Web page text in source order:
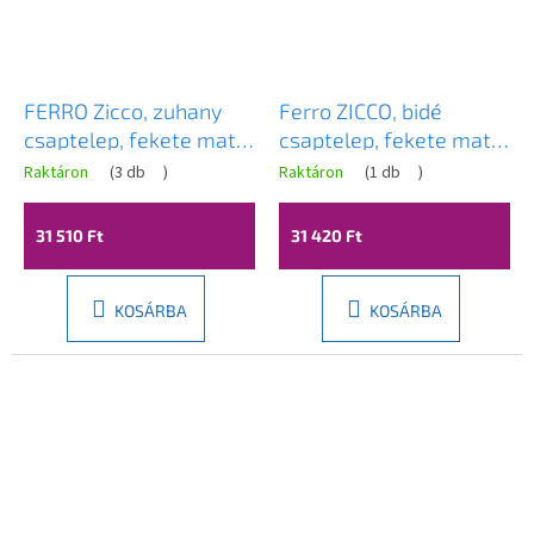
FERRO Zicco, zuhany
csaptelep, fekete matt-
króm, BZI7BL
Raktáron (3 db )
31 510 Ft
KOSÁRBA
Ferro ZICCO, bidé
csaptelep, fekete matt-
króm, BZI6BL
Raktáron (1 db )
31 420 Ft
KOSÁRBA